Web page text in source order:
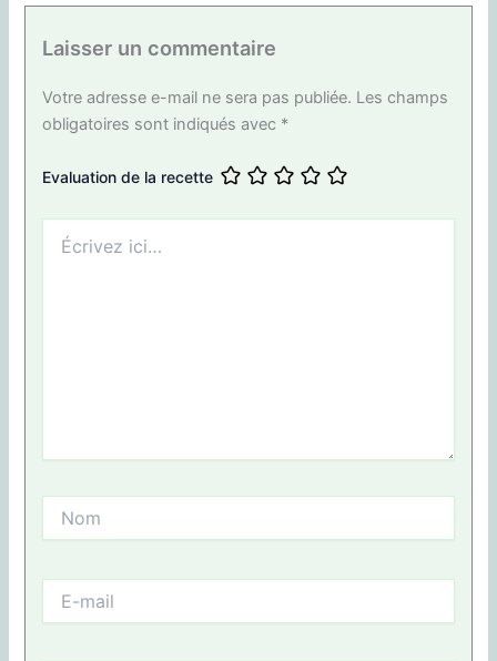
Laisser un commentaire
Votre adresse e-mail ne sera pas publiée. Les champs
obligatoires sont indiqués avec *
Evaluation de la recette
ici…
mail